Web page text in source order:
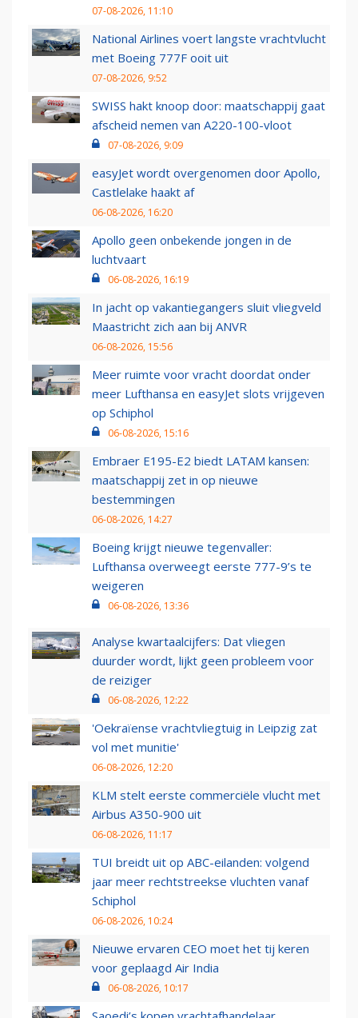
07-08-2026, 11:10
National Airlines voert langste vrachtvlucht
met Boeing 777F ooit uit
07-08-2026, 9:52
SWISS hakt knoop door: maatschappij gaat
afscheid nemen van A220-100-vloot
07-08-2026, 9:09
easyJet wordt overgenomen door Apollo,
Castlelake haakt af
06-08-2026, 16:20
Apollo geen onbekende jongen in de
luchtvaart
06-08-2026, 16:19
In jacht op vakantiegangers sluit vliegveld
Maastricht zich aan bij ANVR
06-08-2026, 15:56
Meer ruimte voor vracht doordat onder
meer Lufthansa en easyJet slots vrijgeven
op Schiphol
06-08-2026, 15:16
Embraer E195-E2 biedt LATAM kansen:
maatschappij zet in op nieuwe
bestemmingen
06-08-2026, 14:27
Boeing krijgt nieuwe tegenvaller:
Lufthansa overweegt eerste 777-9’s te
weigeren
06-08-2026, 13:36
Analyse kwartaalcijfers: Dat vliegen
duurder wordt, lijkt geen probleem voor
de reiziger
06-08-2026, 12:22
'Oekraïense vrachtvliegtuig in Leipzig zat
vol met munitie'
06-08-2026, 12:20
KLM stelt eerste commerciële vlucht met
Airbus A350-900 uit
06-08-2026, 11:17
TUI breidt uit op ABC-eilanden: volgend
jaar meer rechtstreekse vluchten vanaf
Schiphol
06-08-2026, 10:24
Nieuwe ervaren CEO moet het tij keren
voor geplaagd Air India
06-08-2026, 10:17